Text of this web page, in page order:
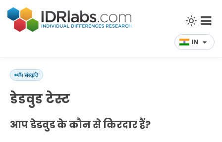
IN
पॉप संस्कृति
डेडवुड टेस्ट
आप डेडवुड के कौन से किरदार हैं?